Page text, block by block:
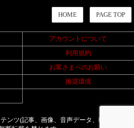
HOME PAGE TOP
アカウントについて
利用規約
お客さまへのお願い
推奨環境
ンツ(記事、画像、音声データ、映像データ